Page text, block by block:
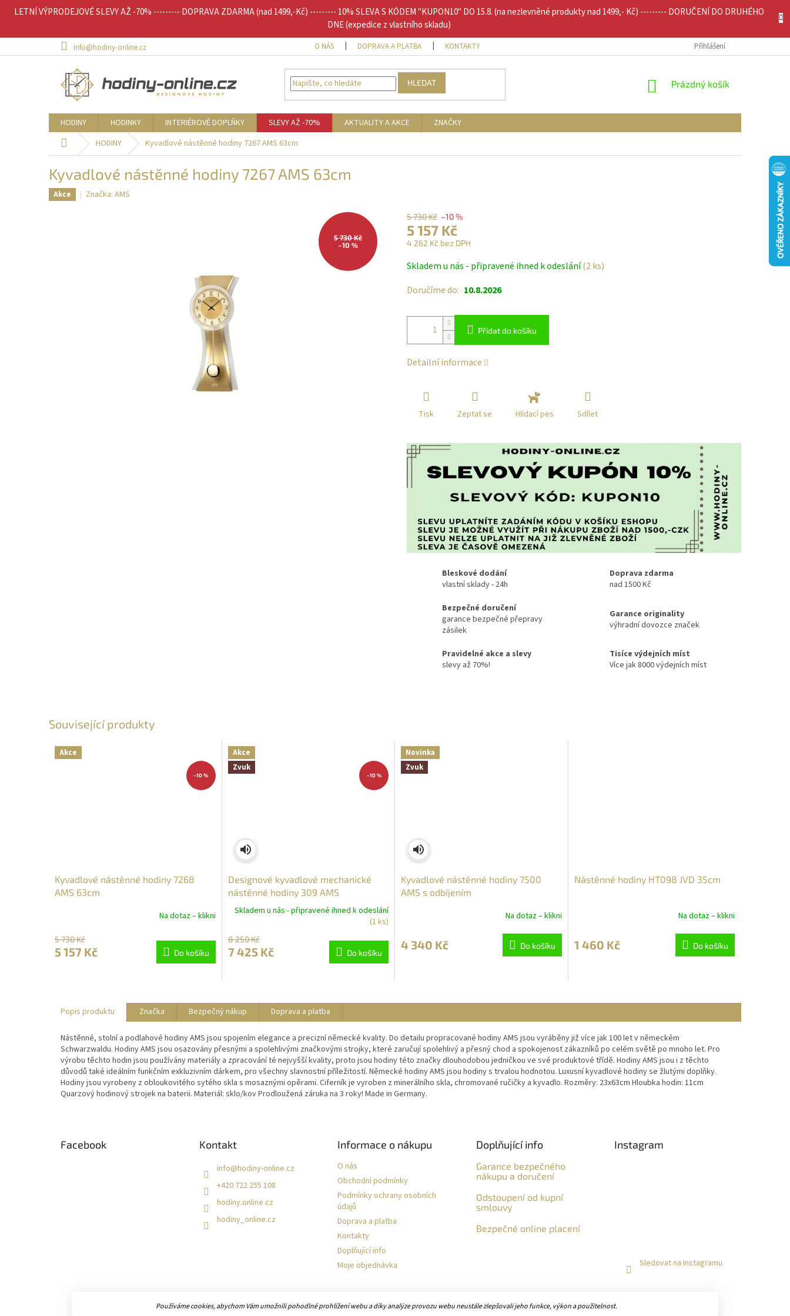
Používáme cookies, abychom Vám umožnili pohodlné prohlížení webu a díky analýze provozu webu neustále zlepšovali jeho funkce, výkon a použitelnost.
LETNÍ VÝPRODEJOVÉ SLEVY AŽ -70% --------- DOPRAVA ZDARMA (nad 1499,-Kč) --------- 10% SLEVA S KÓDEM "KUPON10" DO 15.8. (na nezlevněné produkty nad 1499,- Kč) --------- DORUČENÍ DO DRUHÉHO
DNE (expedice z vlastního skladu)
info@hodiny-online.cz O NÁS DOPRAVA A PLATBA KONTAKTY Přihlášení
HLEDAT
NÁKUPNÍ
Prázdný košík
HODINY HODINKY INTERIÉROVÉ DOPLŇKY SLEVY AŽ -70% AKTUALITY A AKCE
ZNAČKY
Domů HODINY Kyvadlové nástěnné hodiny 7267 AMS 63cm
Kyvadlové nástěnné hodiny 7267 AMS 63cm
Akce Značka: AMS
5 730 Kč
–10 %
5 730 Kč –10 %
5 157 Kč
4 262 Kč bez DPH
cena:
Skladem u nás - připravené ihned k odeslání(2 ks)
Doručíme do: 10.8.2026
Přidat do košíku
Detailní informace
Tisk Zeptat se Hlídací pes Sdílet
Bleskové dodání
vlastní sklady - 24h
Doprava zdarma
nad 1500 Kč
Bezpečné doručení
garance bezpečné přepravy
zásilek
Garance originality
výhradní dovozce značek
Pravidelné akce a slevy
slevy až 70%!
Tisíce výdejních míst
Více jak 8000 výdejních míst
Související produkty
Akce
–10 %
Kyvadlové nástěnné hodiny 7268
AMS 63cm
Na dotaz – klikni
5 730 Kč
5 157 Kč Do košíku
Akce
Zvuk
–10 %
Designové kyvadlové mechanické
nástěnné hodiny 309 AMS
Skladem u nás - připravené ihned k odeslání
(1 ks)
8 250 Kč
7 425 Kč Do košíku
Novinka
Zvuk
Kyvadlové nástěnné hodiny 7500
AMS s odbíjením
Na dotaz – klikni
4 340 Kč Do košíku
Nástěnné hodiny HT098 JVD 35cm
Na dotaz – klikni
1 460 Kč Do košíku
Popis produktu Značka Bezpečný nákup Doprava a platba
Nástěnné, stolní a podlahové hodiny AMS jsou spojením elegance a precizní německé kvality. Do detailu propracované hodiny AMS jsou vyráběny již více jak 100 let v německém
Schwarzwaldu. Hodiny AMS jsou osazovány přesnými a spolehlivými značkovými strojky, které zaručují spolehlivý a přesný chod a spokojenost zákazníků po celém světě po mnoho let. Pro
výrobu těchto hodin jsou používány materiály a zpracování té nejvyšší kvality, proto jsou hodiny této značky dlouhodobou jedničkou ve své produktové třídě. Hodiny AMS jsou i z těchto
důvodů také ideálním funkčním exkluzivním dárkem, pro všechny slavnostní příležitostí. Německé hodiny AMS jsou hodiny s trvalou hodnotou. Luxusní kyvadlové hodiny se žlutými doplňky.
Hodiny jsou vyrobeny z obloukovitého sytého skla s mosaznými opěrami. Ciferník je vyroben z minerálního skla, chromované ručičky a kyvadlo. Rozměry: 23x63cm Hloubka hodin: 11cm
Quarzový hodinový strojek na baterii. Materiál: sklo/kov Prodloužená záruka na 3 roky! Made in Germany.
Facebook Kontakt
info@hodiny-online.cz
+420 722 255 108
hodiny.online.cz
hodiny_online.cz
Informace o nákupu
O nás
Obchodní podmínky
Podmínky ochrany osobních
údajů
Doprava a platba
Kontakty
Doplňující info
Moje objednávka
Doplňující info
Garance bezpečného
nákupu a doručení
Odstoupení od kupní
smlouvy
Bezpečné online placení
Instagram
Sledovat na Instagramu